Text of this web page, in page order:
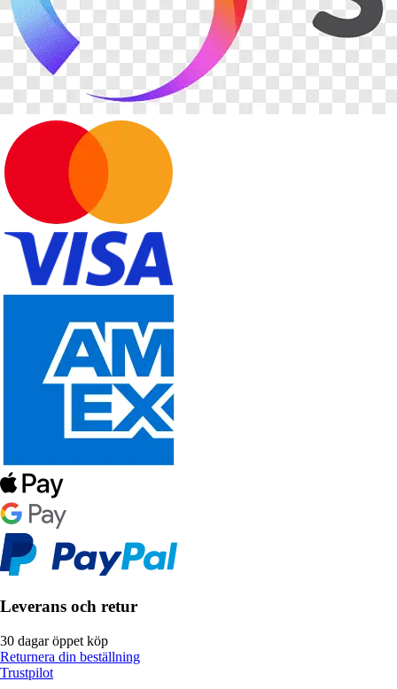
Leverans och retur
30 dagar öppet köp
Returnera din beställning
Trustpilot